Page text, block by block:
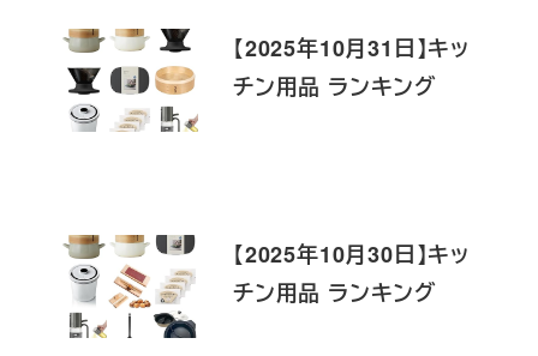
【2025年10月31日】キッ
チン用品 ランキング
【2025年10月30日】キッ
チン用品 ランキング